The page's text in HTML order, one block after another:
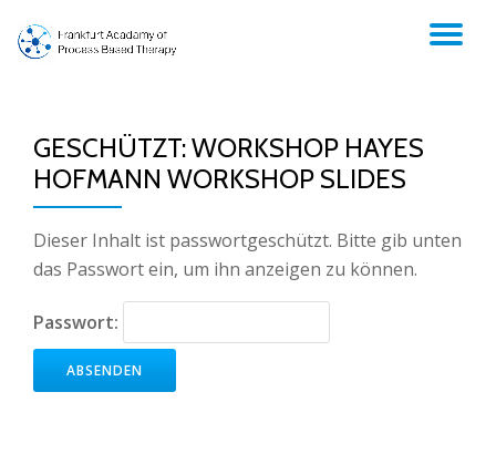
Skip
GESCHÜTZT: WORKSHOP HAYES
HOFMANN WORKSHOP SLIDES
Dieser Inhalt ist passwortgeschützt. Bitte gib unten
das Passwort ein, um ihn anzeigen zu können.
Passwort: